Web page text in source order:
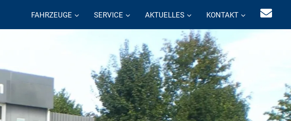
FAHRZEUGE SERVICE AKTUELLES KONTAKT